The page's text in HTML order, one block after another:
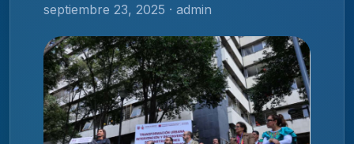
septiembre 23, 2025 · admin